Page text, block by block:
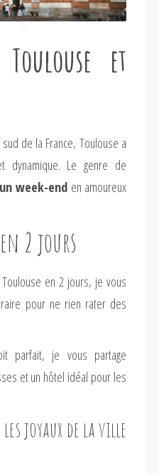
et
de la France, Toulouse a
Le genre de
week-end en amoureux
2 jours
en 2 jours, je vous
pour ne rien rater des
parfait, je vous partage
et un hôtel idéal pour les
joyaux de la ville